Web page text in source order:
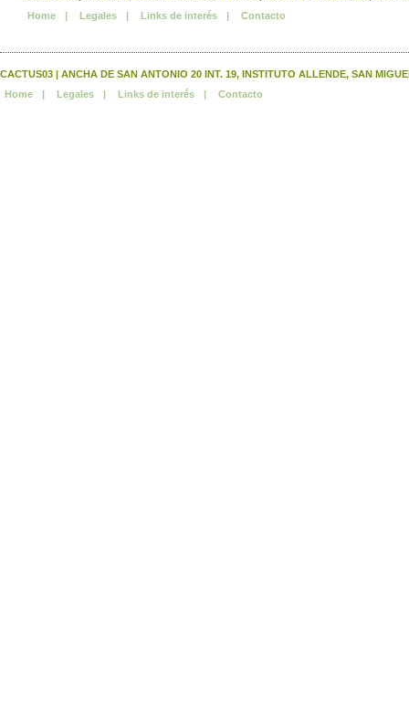
Home
| Legales | Links de interés | Contacto
CACTUS03 | ANCHA DE SAN ANTONIO 20 INT. 19, INSTITUTO ALLENDE, SAN
Home
| Legales | Links de interés | Contacto